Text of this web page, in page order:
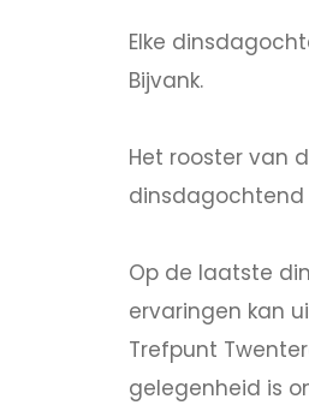
Elke
Bijvank.
Het rooster van
dinsdagochtend
Op de laatste
ervaringen kan
Trefpunt
gelegenheid is